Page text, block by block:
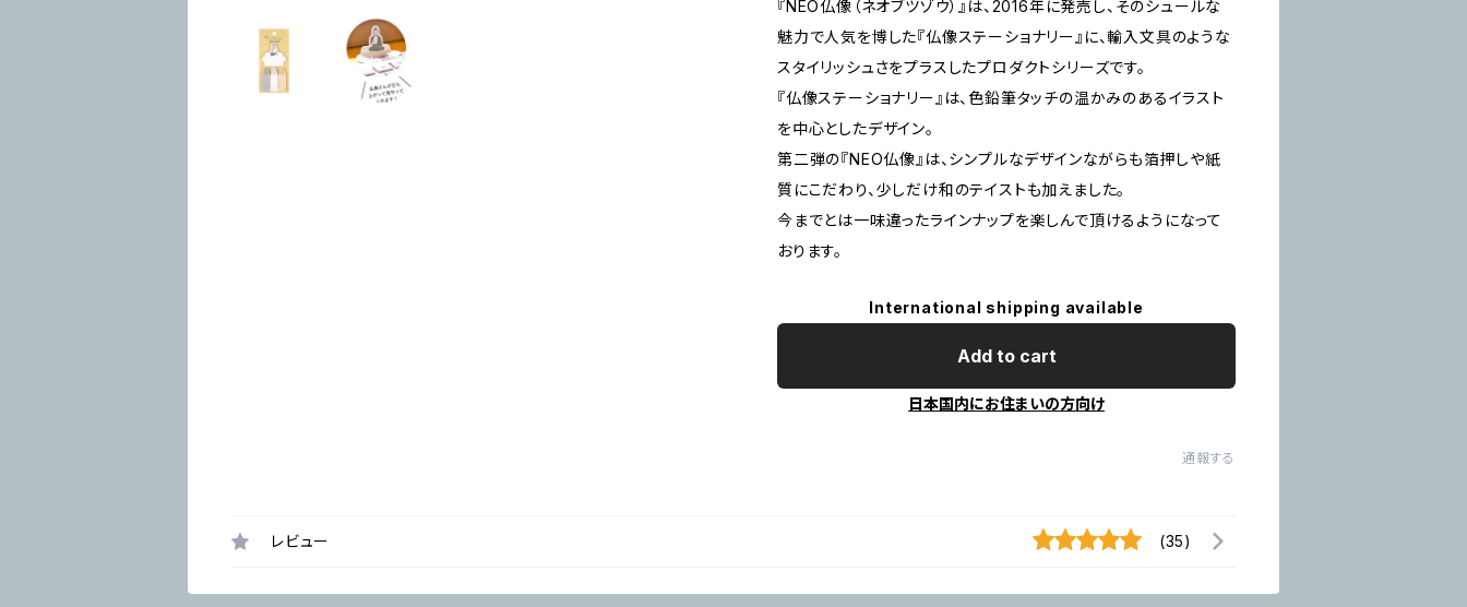
『NEO仏像（ネオブツゾウ）』は、2016年に発売し、そのシュールな
魅力で人気を博した『仏像ステーショナリー』に、輸入文具のような
スタイリッシュさをプラスしたプロダクトシリーズです。
『仏像ステーショナリー』は、色鉛筆タッチの温かみのあるイラスト
を中心としたデザイン。
第二弾の『NEO仏像』は、シンプルなデザインながらも箔押しや紙
質にこだわり、少しだけ和のテイストも加えました。
今までとは一味違ったラインナップを楽しんで頂けるようになって
おります。
International shipping available
Add to cart
日本国内にお住まいの方向け
通報する
レビュー (35)